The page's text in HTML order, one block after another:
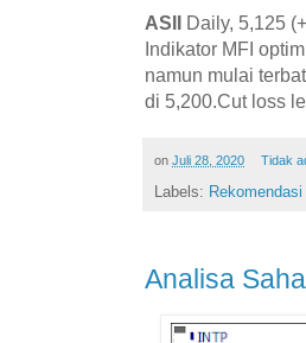
ASII Daily, 5,125
Indikator MFI
namun mulai
di 5,200.Cut loss
on Juli 28, 2020 Tidak
Labels:
Analisa